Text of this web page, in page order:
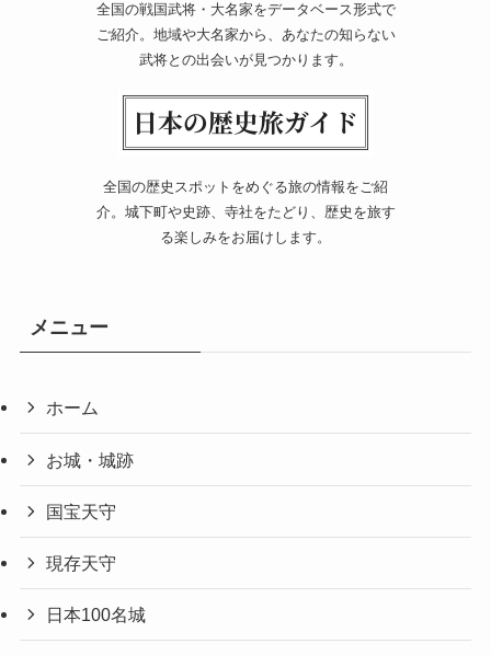
全国の戦国武将・大名家をデータベース形式で
ご紹介。地域や大名家から、あなたの知らない
武将との出会いが見つかります。
全国の歴史スポットをめぐる旅の情報をご紹
介。城下町や史跡、寺社をたどり、歴史を旅す
る楽しみをお届けします。
メニュー
ホーム
お城・城跡
国宝天守
現存天守
日本100名城